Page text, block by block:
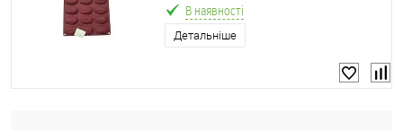
В наявності
Детальніше